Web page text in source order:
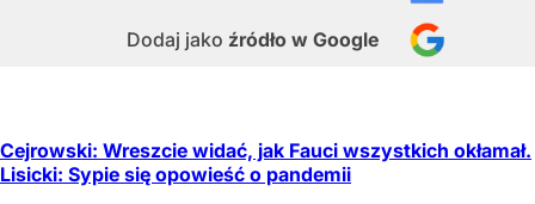
Dodaj jako źródło w Google
Cejrowski: Wreszcie widać, jak Fauci wszystkich okłamał.
Lisicki: Sypie się opowieść o pandemii